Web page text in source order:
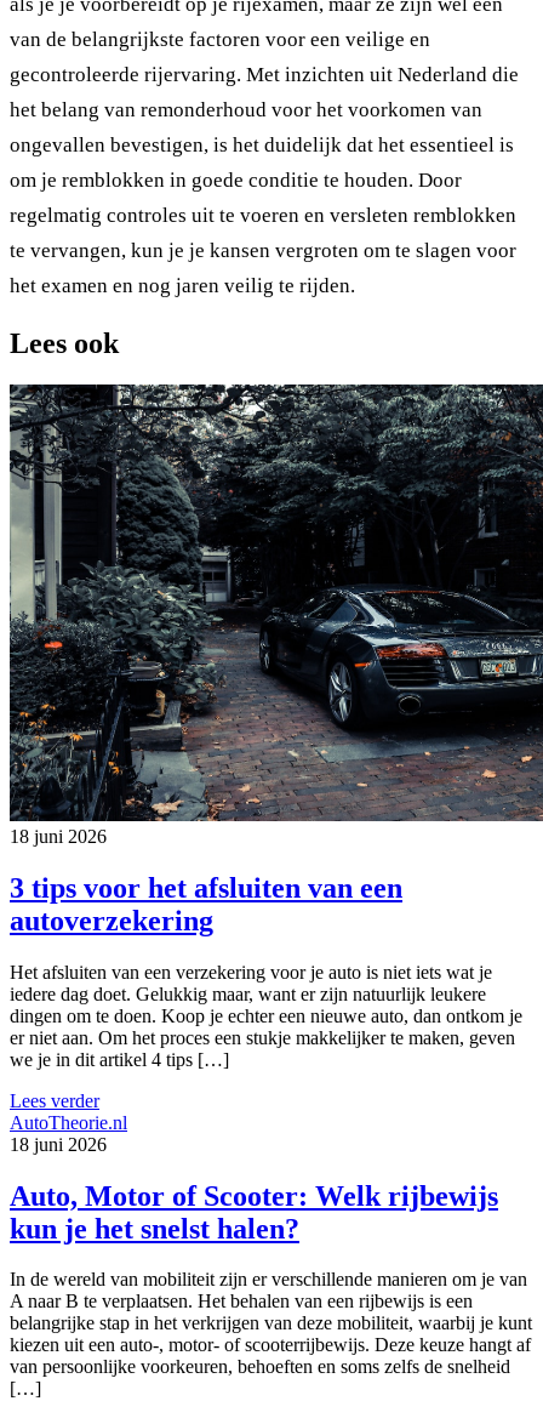
van de belangrijkste factoren voor een veilige en
gecontroleerde rijervaring. Met inzichten uit Nederland die
het belang van remonderhoud voor het voorkomen van
ongevallen bevestigen, is het duidelijk dat het essentieel is
om je remblokken in goede conditie te houden. Door
regelmatig controles uit te voeren en versleten remblokken
te vervangen, kun je je kansen vergroten om te slagen voor
het examen en nog jaren veilig te rijden.
Lees ook
18 juni 2026
3 tips voor het afsluiten van een
autoverzekering
Het afsluiten van een verzekering voor je auto is niet iets wat je
iedere dag doet. Gelukkig maar, want er zijn natuurlijk leukere
dingen om te doen. Koop je echter een nieuwe auto, dan ontkom je
er niet aan. Om het proces een stukje makkelijker te maken, geven
we je in dit artikel 4 tips […]
Lees verder
AutoTheorie.nl
18 juni 2026
Auto, Motor of Scooter: Welk rijbewijs
kun je het snelst halen?
In de wereld van mobiliteit zijn er verschillende manieren om je van
A naar B te verplaatsen. Het behalen van een rijbewijs is een
belangrijke stap in het verkrijgen van deze mobiliteit, waarbij je kunt
kiezen uit een auto-, motor- of scooterrijbewijs. Deze keuze hangt af
van persoonlijke voorkeuren, behoeften en soms zelfs de snelheid
[…]